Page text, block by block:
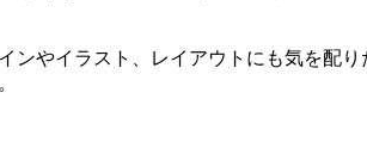
ンやイラスト、レイアウトにも気を配り